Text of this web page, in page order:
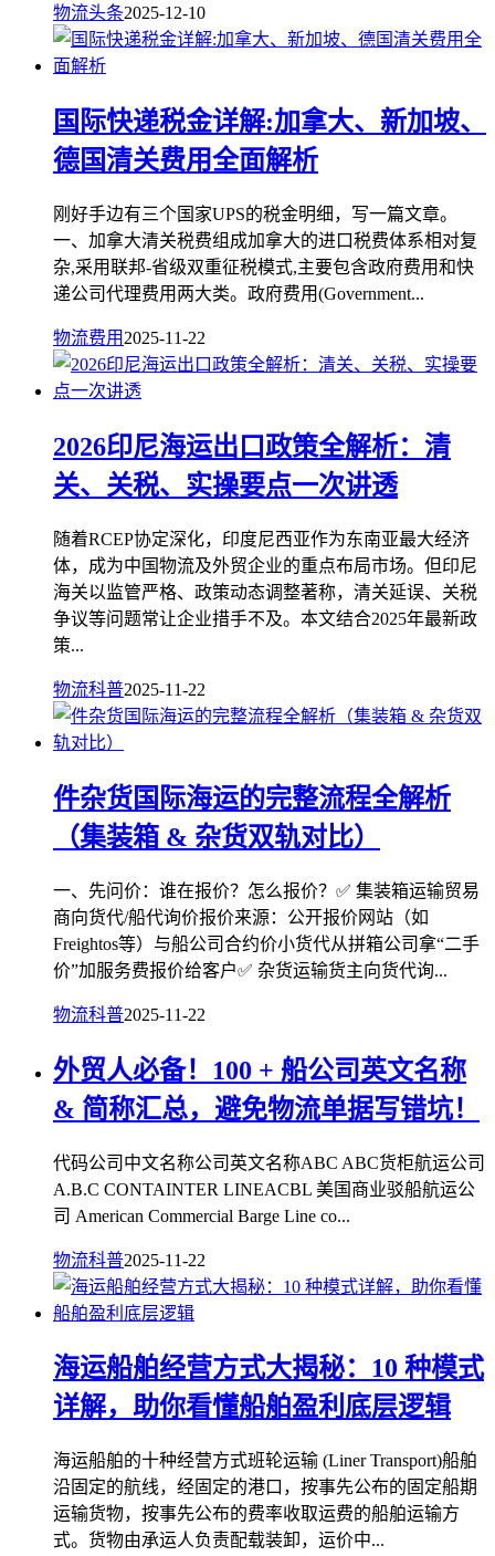
物流头条2025-12-10
国际快递税金详解:加拿大、新加坡、
德国清关费用全面解析
刚好手边有三个国家UPS的税金明细，写一篇文章。
一、加拿大清关税费组成加拿大的进口税费体系相对复
杂,采用联邦-省级双重征税模式,主要包含政府费用和快
递公司代理费用两大类。政府费用(Government...
物流费用 2025-11-22
2026印尼海运出口政策全解析：清
关、关税、实操要点一次讲透
随着RCEP协定深化，印度尼西亚作为东南亚最大经济
体，成为中国物流及外贸企业的重点布局市场。但印尼
海关以监管严格、政策动态调整著称，清关延误、关税
争议等问题常让企业措手不及。本文结合2025年最新政
策...
物流科普2025-11-22
件杂货国际海运的完整流程全解析
（集装箱 & 杂货双轨对比）
一、先问价：谁在报价？怎么报价？✅ 集装箱运输贸易
商向货代/船代询价报价来源：公开报价网站（如
Freightos等）与船公司合约价小货代从拼箱公司拿“二手
价”加服务费报价给客户✅ 杂货运输货主向货代询...
物流科普2025-11-22
外贸人必备！100 + 船公司英文名称
& 简称汇总，避免物流单据写错坑！
代码公司中文名称公司英文名称ABC ABC货柜航运公司
A.B.C CONTAINTER LINEACBL 美国商业驳船航运公
司 American Commercial Barge Line co...
物流科普2025-11-22
海运船舶经营方式大揭秘：10 种模式
详解，助你看懂船舶盈利底层逻辑
海运船舶的十种经营方式班轮运输 (Liner Transport)船舶
沿固定的航线，经固定的港口，按事先公布的固定船期
运输货物，按事先公布的费率收取运费的船舶运输方
式。货物由承运人负责配载装卸，运价中...